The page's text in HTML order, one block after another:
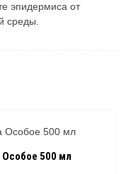
эпидермиса от
среды.
500 мл